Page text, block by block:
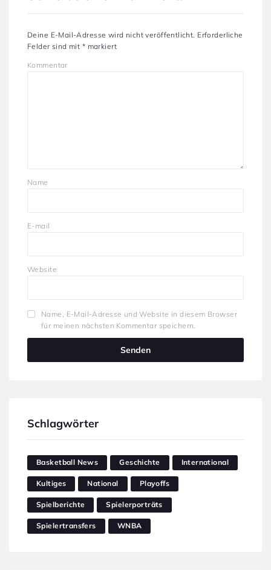
Deine E-Mail-Adresse wird nicht veröffentlicht. Erforderliche
Felder sind mit * markiert
Kommentar
Name
E-mail
Website
Name, E-Mail-Adresse und Website in diesem Browser
für meinen nächsten Kommentar speichern.
Schlagwörter
Basketball News Geschichte International
Kultiges National Playoffs
Spielberichte Spielerporträts
Spielertransfers WNBA